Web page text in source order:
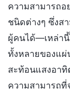
ความสามารถอ
ชนิดต่างๆ ซึ่งส
ผู้คนได้—เหล่า
ทั้งหลายของแผ่
สะท้อนแสงอา
ความสามารถที่